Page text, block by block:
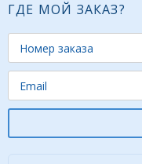
ГДЕ МОЙ ЗАКАЗ?